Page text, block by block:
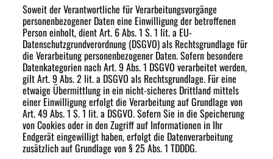
Soweit der Verantwortliche für Verarbeitungsvorgänge
personenbezogener Daten eine Einwilligung der betroffenen
Person einholt, dient Art. 6 Abs. 1 S. 1 lit. a EU-
Datenschutzgrundverordnung (DSGVO) als Rechtsgrundlage für
die Verarbeitung personenbezogener Daten. Sofern besondere
Datenkategorien nach Art. 9 Abs. 1 DSGVO verarbeitet werden,
gilt Art. 9 Abs. 2 lit. a DSGVO als Rechtsgrundlage. Für eine
etwaige Übermittlung in ein nicht-sicheres Drittland mittels
einer Einwilligung erfolgt die Verarbeitung auf Grundlage von
Art. 49 Abs. 1 S. 1 lit. a DSGVO. Sofern Sie in die Speicherung
von Cookies oder in den Zugriff auf Informationen in Ihr
Endgerät eingewilligt haben, erfolgt die Datenverarbeitung
zusätzlich auf Grundlage von § 25 Abs. 1 TDDDG.